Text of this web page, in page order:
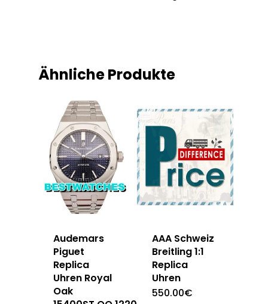
Ähnliche Produkte
Audemars
Piguet
Replica
Uhren Royal
Oak
AAA Schweiz
Breitling 1:1
Replica
Uhren
550.00€